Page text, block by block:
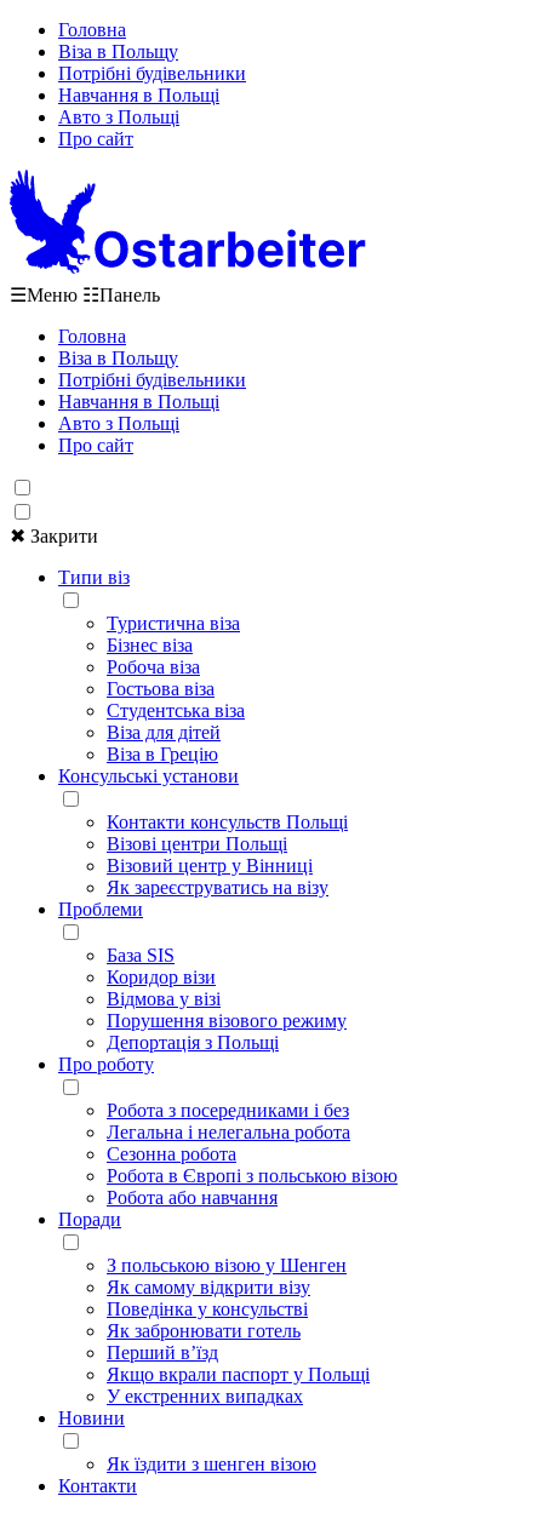
Головна
Віза в Польщу
Потрібні будівельники
Навчання в Польщі
Авто з Польщі
Про сайт
☰Меню ☷Панель
Головна
Віза в Польщу
Потрібні будівельники
Навчання в Польщі
Авто з Польщі
Про сайт
✖ Закрити
Типи віз
Туристична віза
Бізнес віза
Робоча віза
Гостьова віза
Студентська віза
Віза для дітей
Віза в Грецію
Консульські установи
Контакти консульств Польщі
Візові центри Польщі
Візовий центр у Вінниці
Як зареєструватись на візу
Проблеми
База SIS
Коридор візи
Відмова у візі
Порушення візового режиму
Депортація з Польщі
Про роботу
Робота з посередниками і без
Легальна і нелегальна робота
Сезонна робота
Робота в Європі з польською візою
Робота або навчання
Поради
З польською візою у Шенген
Як самому відкрити візу
Поведінка у консульстві
Як забронювати готель
Перший в’їзд
Якщо вкрали паспорт у Польщі
У екстренних випадках
Новини
Як їздити з шенген візою
Контакти